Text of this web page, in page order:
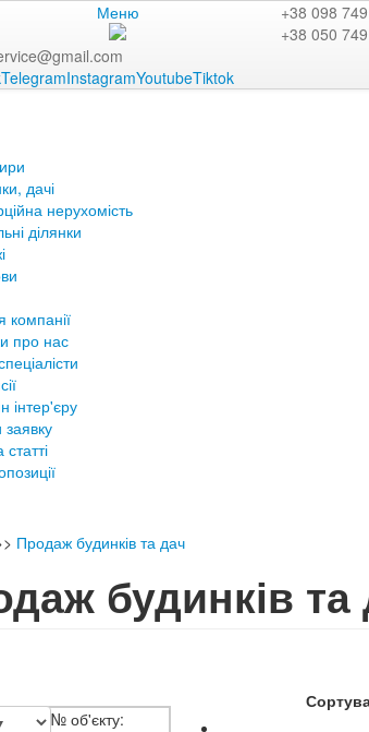
Меню
+38 098
+38 050
TelegramInstagramYoutubeTiktok
дачі
нерухомість
ділянки
компанії
про нас
інтер'єру
Продаж будинків та дач
будинків та
№ об'єкту: